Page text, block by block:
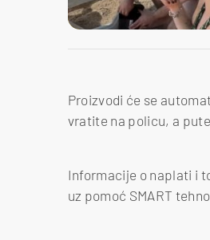
Proizvodi će se
vratite na policu, a
Informacije o naplati i
uz pomoć SMART